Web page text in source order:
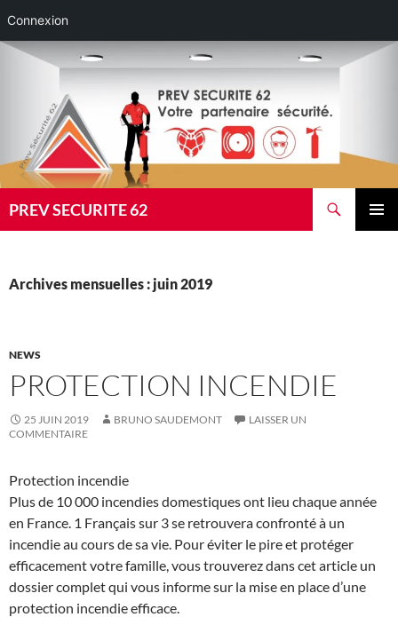
Connexion
Aller
PREV SECURITE 62
Archives mensuelles : juin 2019
NEWS
PROTECTION INCENDIE
25 JUIN 2019 BRUNO SAUDEMONT
LAISSER UN
COMMENTAIRE
Protection incendie
Plus de 10 000 incendies domestiques ont lieu chaque année
en France. 1 Français sur 3 se retrouvera confronté à un
incendie au cours de sa vie. Pour éviter le pire et protéger
efficacement votre famille, vous trouverez dans cet article un
dossier complet qui vous informe sur la mise en place d’une
protection incendie efficace.